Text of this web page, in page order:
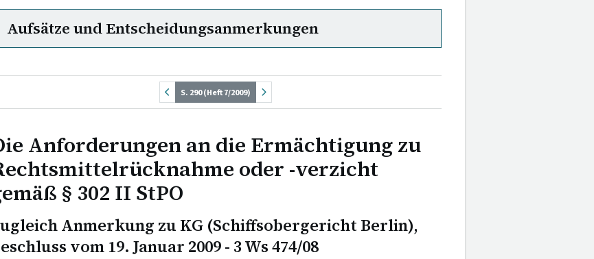
Aufsätze und Entscheidungsanmerkungen
S. 290 (Heft 7/2009)
Anforderungen an die Ermächtigung zu
oder -verzicht
§ 302 II StPO
Anmerkung zu KG (Schiffsobergericht Berlin),
vom 19. Januar 2009 - 3 Ws 474/08